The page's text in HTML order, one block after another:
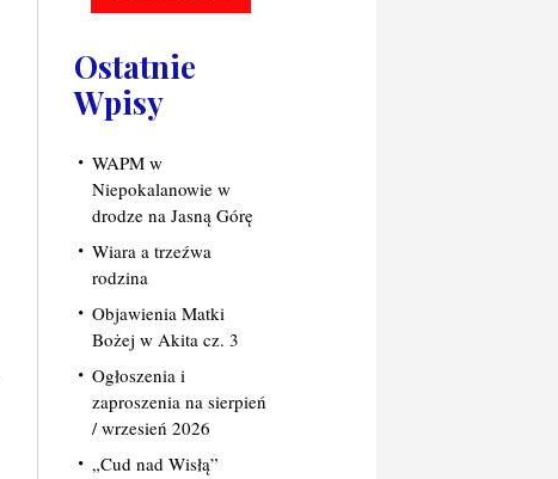
Ostatnie
Wpisy
WAPM w
Niepokalanowie w
drodze na Jasną Górę
Wiara a trzeźwa
rodzina
Objawienia Matki
Bożej w Akita cz. 3
Ogłoszenia i
zaproszenia na sierpień
/ wrzesień 2026
„Cud nad Wisłą”